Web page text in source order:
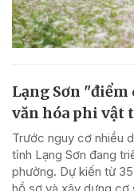
Lạng Sơn "điểm
văn hóa phi vật
Trước nguy cơ nhiều
tỉnh Lạng Sơn đang
phường. Dự kiến từ